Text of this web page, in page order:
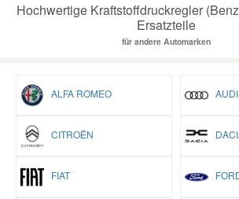
Hochwertige Kraftstoffdruckregler
Ersatzteile
für andere Automarken
ALFA ROMEO AUDI
CITROËN
FIAT